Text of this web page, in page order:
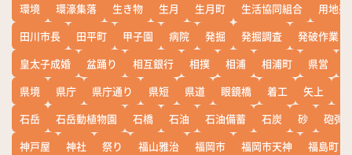
環境
環濠集落 生き物 生月 生月町 生活協同組合
用地売
田川市長
田平町 甲子園 病院 発掘 発掘調査
発破作業
皇太子成婚
盆踊り 相互銀行 相撲 相浦 相浦町 県営
県境
県庁 県庁通り 県短 県道 眼鏡橋 着工 矢上
石岳
石岳動植物園 石橋 石油 石油備蓄 石炭 砂
砲弾
神戸屋
神社 祭り 福山雅治 福岡市 福岡市天神
福島町